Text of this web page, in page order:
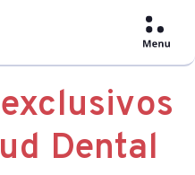
Dental